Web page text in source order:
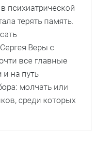
психиатрической
терять память.
Веры с
все главные
и на путь
молчать или
среди которых